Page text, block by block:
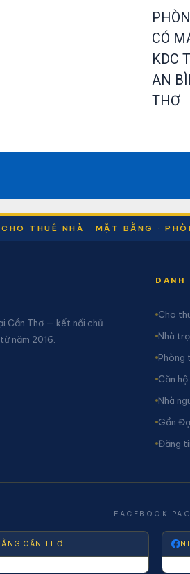
CÓ
KDC
AN
THƠ
CHO THUÊ NHÀ · MẶT BẰNG ·
Cần Thơ — kết nối chủ
năm 2016.
DANH
Cho
Nhà
Phòng
Căn hộ
Nhà
Gần
Đăng
FACEBOOK
CẦN THƠ